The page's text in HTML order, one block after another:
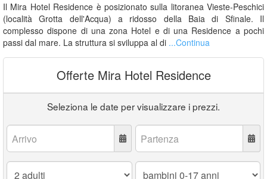
Il Mira Hotel Residence è posizionato sulla litoranea Vieste-Peschici
(località Grotta dell'Acqua) a ridosso della Baia di Sfinale. Il
complesso dispone di una zona Hotel e di una Residence a pochi
passi dal mare. La struttura si sviluppa al di ...Continua
Offerte Mira Hotel Residence
Seleziona le date per visualizzare i prezzi.
Arrivo: Partenza:
Adulti:
Bambini